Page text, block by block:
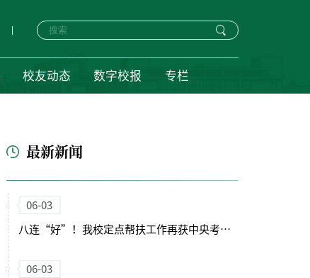
校友动态 数字校报 专栏
最新新闻
06-03
八连“好”！我校定点帮扶工作再获中央考核最高评价
06-03